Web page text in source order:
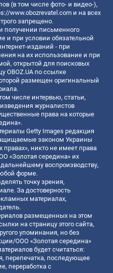
(в том числе фото- и видео-),
www.obozrevatel.com и на всех
запрещено.
получении письменного
и при условии обязательной
изданий - при
на их использование и при
открытой для поисковых
OBOZ.UA по ссылке
размещен оригинальный
числе интервью, статьи,
журналистов
права на которые
Getty Images редакция
законом Украины
никто не имеет права
«Золотая середина» их
воспроизводству,
форме.
точку зрения,
За достоверность
материалах,
размещенных на этом
на страницу этого сайта,
упоминания, но без
ООО «Золотая середина»
будет считаться:
перепечатка, последующее
переработка с